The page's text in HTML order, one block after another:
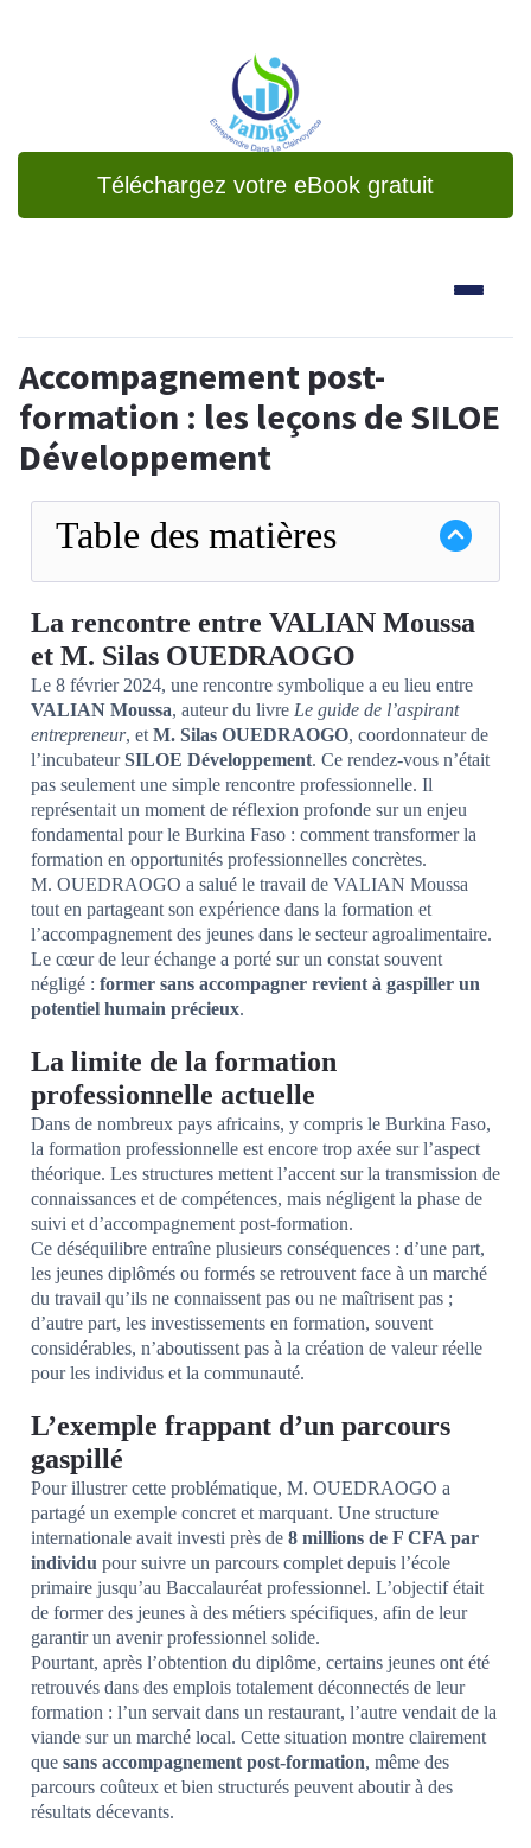
Téléchargez votre eBook gratuit
Accompagnement post-
formation : les leçons de SILOE
Développement
Table des matières
La rencontre entre VALIAN Moussa
et M. Silas OUEDRAOGO
Le 8 février 2024, une rencontre symbolique a eu lieu entre
VALIAN Moussa, auteur du livre Le guide de l’aspirant
entrepreneur, et M. Silas OUEDRAOGO, coordonnateur de
l’incubateurSILOE Développement. Ce rendez-vous n’était
pas seulement une simple rencontre professionnelle. Il
représentait un moment de réflexion profonde sur un enjeu
fondamental pour le Burkina Faso : comment transformer la
formation en opportunités professionnelles concrètes.
M. OUEDRAOGO a salué le travail de VALIAN Moussa
tout en partageant son expérience dans la formation et
l’accompagnement des jeunes dans le secteur agroalimentaire.
Le cœur de leur échange a porté sur un constat souvent
négligé : former sans accompagner revient à gaspiller un
potentiel humain précieux.
La limite de la formation
professionnelle actuelle
Dans de nombreux pays africains, y compris le Burkina Faso,
la formation professionnelle est encore trop axée sur l’aspect
théorique. Les structures mettent l’accent sur la transmission de
connaissances et de compétences, mais négligent la phase de
suivi et d’accompagnement post-formation.
Ce déséquilibre entraîne plusieurs conséquences : d’une part,
les jeunes diplômés ou formés se retrouvent face à un marché
du travail qu’ils ne connaissent pas ou ne maîtrisent pas ;
d’autre part, les investissements en formation, souvent
considérables, n’aboutissent pas à la création de valeur réelle
pour les individus et la communauté.
L’exemple frappant d’un parcours
gaspillé
Pour illustrer cette problématique, M. OUEDRAOGO a
partagé un exemple concret et marquant. Une structure
internationale avait investi près de 8 millions de F CFA par
individu pour suivre un parcours complet depuis l’école
primaire jusqu’au Baccalauréat professionnel. L’objectif était
de former des jeunes à des métiers spécifiques, afin de leur
garantir un avenir professionnel solide.
Pourtant, après l’obtention du diplôme, certains jeunes ont été
retrouvés dans des emplois totalement déconnectés de leur
formation : l’un servait dans un restaurant, l’autre vendait de la
viande sur un marché local. Cette situation montre clairement
que sans accompagnement post-formation, même des
parcours coûteux et bien structurés peuvent aboutir à des
résultats décevants.